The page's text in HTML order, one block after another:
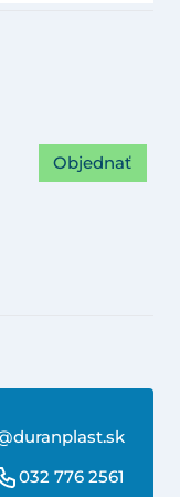
Objednať
032 776 2561